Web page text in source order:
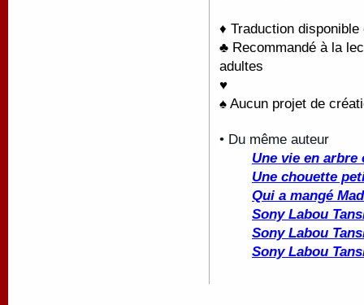
♦ Traduction
♣ Recommandé à la
adultes
♥
♠ Aucun projet de
• Du même auteur
Une vie en
Une chouette
Qui a mangé
Sony Labou
Sony Labou
Sony Labou